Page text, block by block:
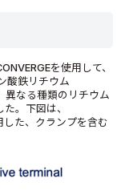
を使用して、
酸鉄リチウム
異なる種類のリチウム
。下図は、
た、クランプを含む